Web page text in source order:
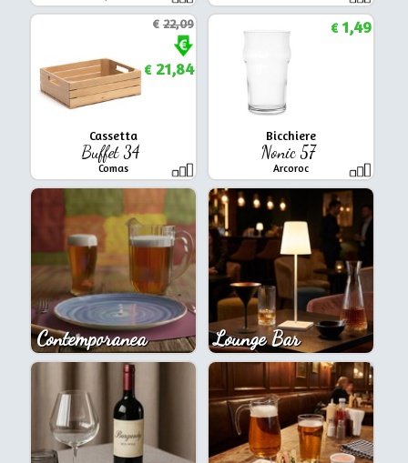
Cassetta
Buffet 34
Comas
€22,09
€21,84
Bicchiere
Nonic 57
Arcoroc
€1,49
Contemporanea Lounge Bar